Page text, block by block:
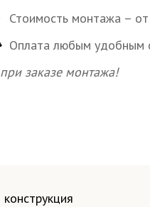
Стоимость монтажа –
Оплата любым удобным
при заказе монтажа!